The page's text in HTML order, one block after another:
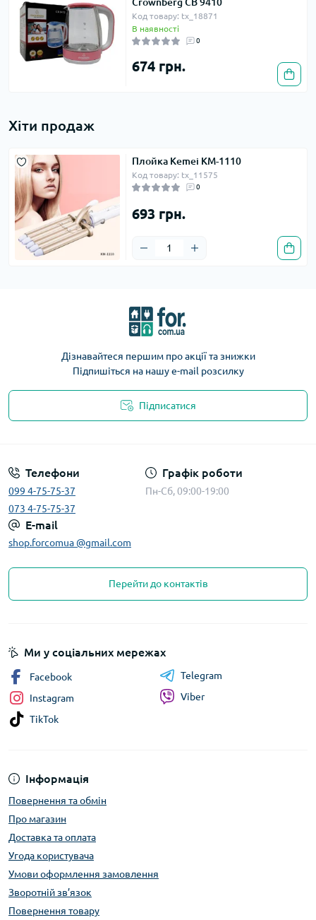
Код товару: tx_18871
В наявності
0
674 грн.
Хіти продаж
Плойка Kemei KM-1110
Код товару: tx_11575
0
693 грн.
Дізнавайтеся першим про акції та знижки
Підпишіться на нашу e-mail розсилку
Підписатися
Телефони
099 4-75-75-37
073 4-75-75-37
Графік роботи
Пн-Сб, 09:00-19:00
E-mail
shop.forcomua @gmail.com
Перейти до контактів
Інформація
Повернення та обмін
Про магазин
Доставка та оплата
Угода користувача
Умови оформлення замовлення
Зворотній зв’язок
Повернення товару
Ми у соціальних мережах
Facebook
Instagram
TikTok
Telegram
Viber